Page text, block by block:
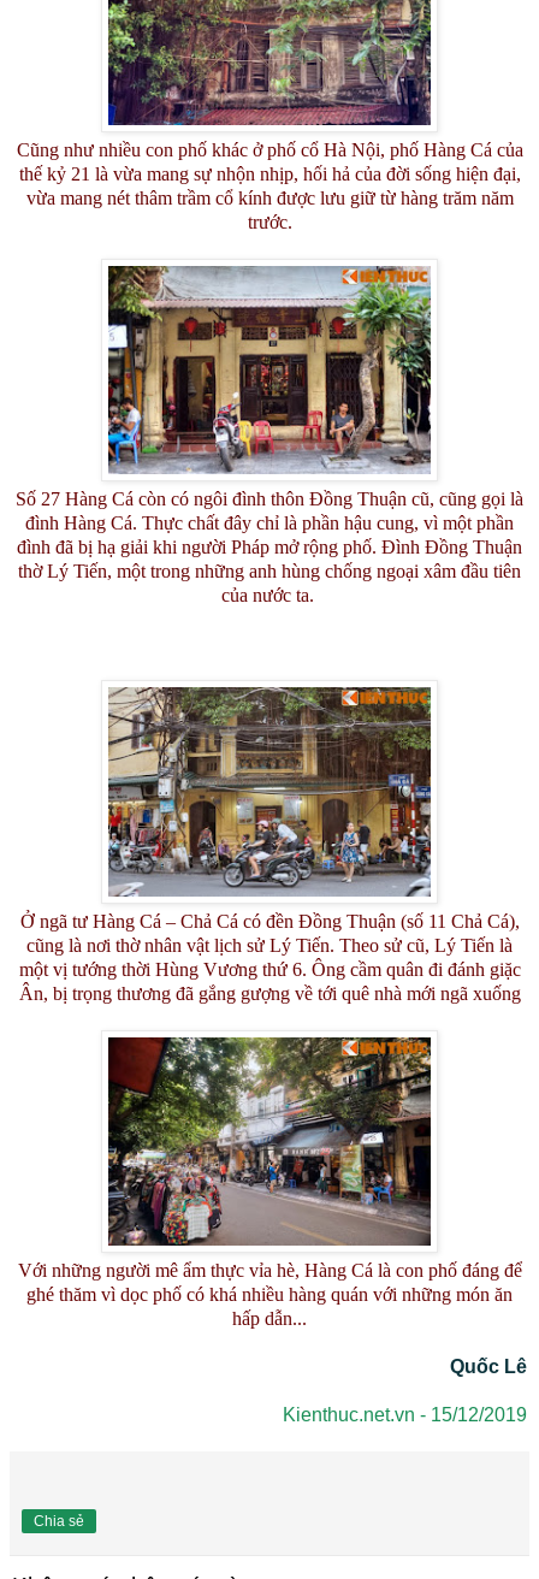
Cũng như nhiều con phố khác ở phố cổ Hà Nội, phố Hàng Cá của
thế kỷ 21 là vừa mang sự nhộn nhịp, hối hả của đời sống hiện đại,
vừa mang nét thâm trầm cổ kính được lưu giữ từ hàng trăm năm
trước.
Số 27 Hàng Cá còn có ngôi đình thôn Đồng Thuận cũ, cũng gọi là
đình Hàng Cá. Thực chất đây chỉ là phần hậu cung, vì một phần
đình đã bị hạ giải khi người Pháp mở rộng phố. Đình Đồng Thuận
thờ Lý Tiến, một trong những anh hùng chống ngoại xâm đầu tiên
của nước ta.
Ở ngã tư Hàng Cá – Chả Cá có đền Đồng Thuận (số 11 Chả Cá),
cũng là nơi thờ nhân vật lịch sử Lý Tiến. Theo sử cũ, Lý Tiến là
một vị tướng thời Hùng Vương thứ 6. Ông cầm quân đi đánh giặc
Ân, bị trọng thương đã gắng gượng về tới quê nhà mới ngã xuống
Với những người mê ẩm thực vỉa hè, Hàng Cá là con phố đáng để
ghé thăm vì dọc phố có khá nhiều hàng quán với những món ăn
hấp dẫn...
Quốc Lê
Kienthuc.net.vn - 15/12/2019
Chia sẻ